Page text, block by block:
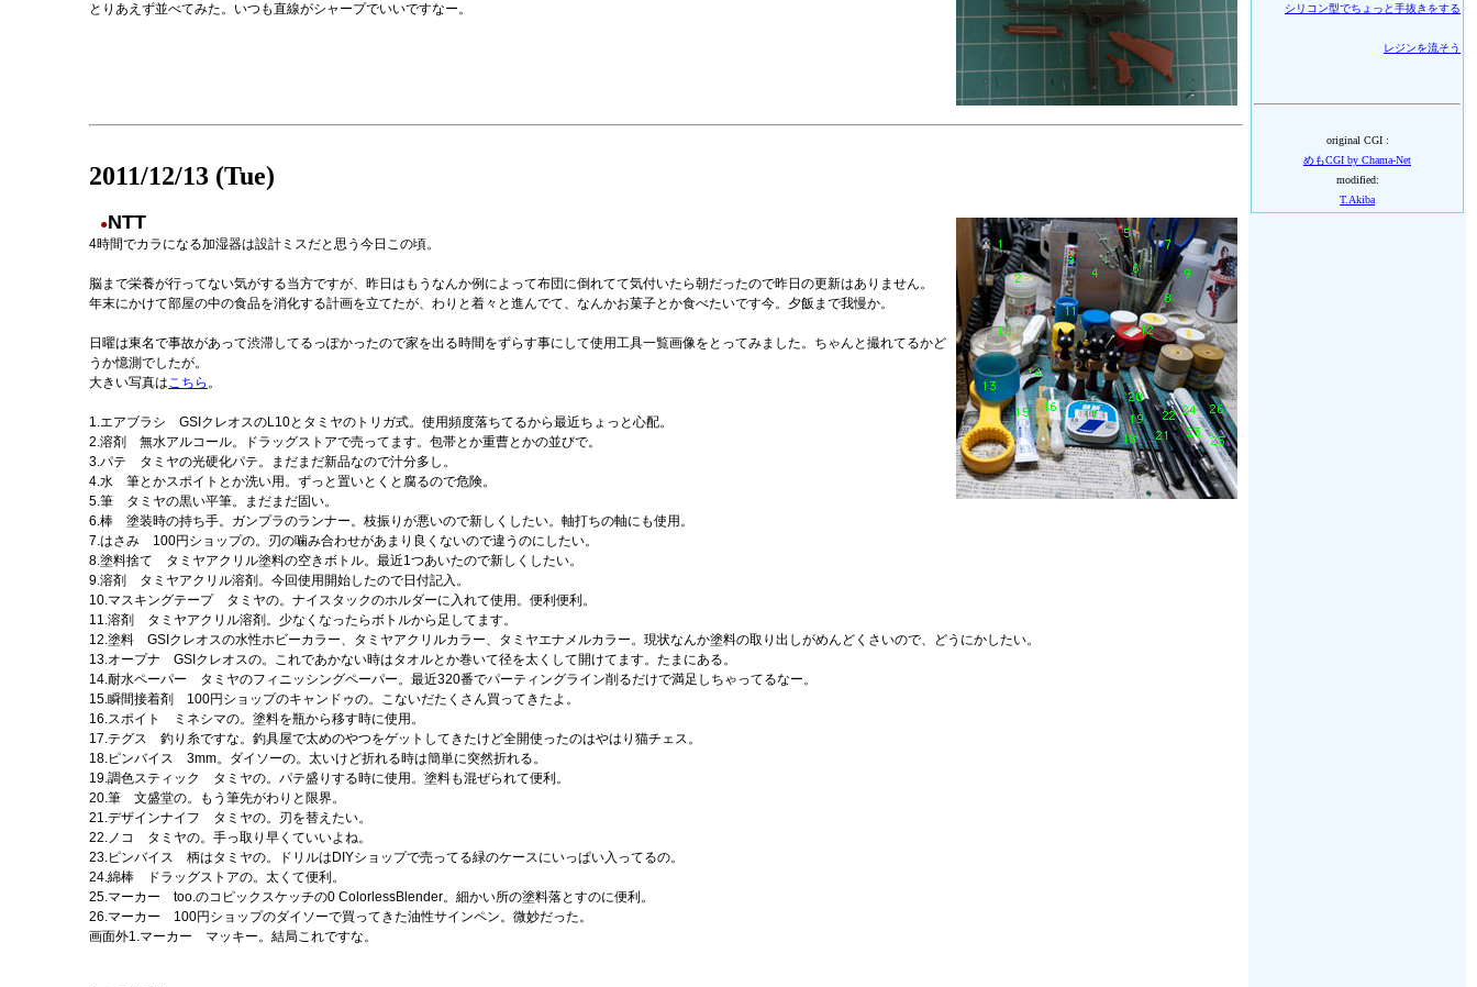
とりあえず並べてみた。いつも直線がシャープでいいですなー。
2011/12/13 (Tue)
●NTT
4時間でカラになる加湿器は設計ミスだと思う今日この頃。
脳まで栄養が行ってない気がする当方ですが、昨日はもうなんか例によって布団に倒れてて気付いたら朝だったので昨日の更新はありません。
年末にかけて部屋の中の食品を消化する計画を立てたが、わりと着々と進んでて、なんかお菓子とか食べたいです今。夕飯まで我慢か。
日曜は東名で事故があって渋滞してるっぽかったので家を出る時間をずらす事にして使用工具一覧画像をとってみました。ちゃんと撮れてるかど
うか憶測でしたが。
大きい写真はこちら 。
1.エアブラシ GSIクレオスのL10とタミヤのトリガ式。使用頻度落ちてるから最近ちょっと心配。
2.溶剤 無水アルコール。ドラッグストアで売ってます。包帯とか重曹とかの並びで。
3.パテ タミヤの光硬化パテ。まだまだ新品なので汁分多し。
4.水 筆とかスポイトとか洗い用。ずっと置いとくと腐るので危険。
5.筆 タミヤの黒い平筆。まだまだ固い。
6.棒 塗装時の持ち手。ガンプラのランナー。枝振りが悪いので新しくしたい。軸打ちの軸にも使用。
7.はさみ 100円ショップの。刃の噛み合わせがあまり良くないので違うのにしたい。
8.塗料捨て タミヤアクリル塗料の空きボトル。最近1つあいたので新しくしたい。
9.溶剤 タミヤアクリル溶剤。今回使用開始したので日付記入。
10.マスキングテープ タミヤの。ナイスタックのホルダーに入れて使用。便利便利。
11.溶剤 タミヤアクリル溶剤。少なくなったらボトルから足してます。
12.塗料 GSIクレオスの水性ホビーカラー、タミヤアクリルカラー、タミヤエナメルカラー。現状なんか塗料の取り出しがめんどくさいので、どうにかしたい。
13.オープナ GSIクレオスの。これであかない時はタオルとか巻いて径を太くして開けてます。たまにある。
14.耐水ペーパー タミヤのフィニッシングペーパー。最近320番でパーティングライン削るだけで満足しちゃってるなー。
15.瞬間接着剤 100円ショップのキャンドゥの。こないだたくさん買ってきたよ。
16.スポイト ミネシマの。塗料を瓶から移す時に使用。
17.テグス 釣り糸ですな。釣具屋で太めのやつをゲットしてきたけど全開使ったのはやはり猫チェス。
18.ピンバイス 3mm。ダイソーの。太いけど折れる時は簡単に突然折れる。
19.調色スティック タミヤの。パテ盛りする時に使用。塗料も混ぜられて便利。
20.筆 文盛堂の。もう筆先がわりと限界。
21.デザインナイフ タミヤの。刃を替えたい。
22.ノコ タミヤの。手っ取り早くていいよね。
23.ピンバイス 柄はタミヤの。ドリルはDIYショップで売ってる緑のケースにいっぱい入ってるの。
24.綿棒 ドラッグストアの。太くて便利。
25.マーカー too.のコピックスケッチの0 ColorlessBlender。細かい所の塗料落とすのに便利。
26.マーカー 100円ショップのダイソーで買ってきた油性サインペン。微妙だった。
画面外1.マーカー マッキー。結局これですな。
シリコン型でちょっと手抜きをする
レジンを流そう
original CGI :
めもCGI by Chama-Net
modified:
T.Akiba